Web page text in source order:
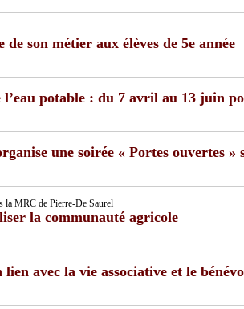
son métier aux élèves de 5e année
potable : du 7 avril au 13 juin
une soirée « Portes ouvertes »
la MRC de Pierre-De Saurel
la communauté agricole
avec la vie associative et le